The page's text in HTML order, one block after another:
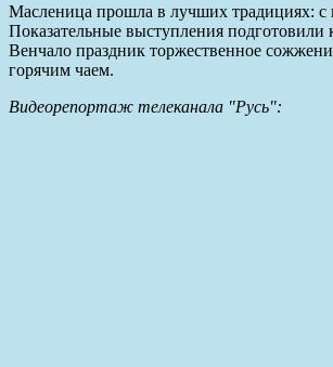
Масленица прошла в лучших традициях: с
Показательные выступления подготовили
Венчало праздник торжественное
горячим чаем.
Видеорепортаж телеканала "Русь":